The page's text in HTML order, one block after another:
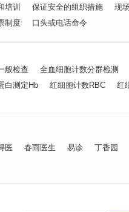
培训
保证安全的组织措施
现
制度
口头或电话命令
般检查
全血细胞计数分群检测
白测定Hb
红细胞计数RBC 红
医 春雨医生 易诊 丁香园